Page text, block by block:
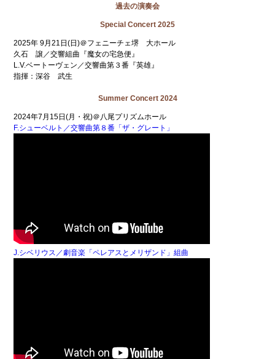
過去の演奏会
Special Concert 2025
2025年 9月21日(日)＠フェニーチェ堺 大ホール
久石 譲／交響組曲『魔女の宅急便』
L.V.ベートーヴェン／交響曲第３番『英雄』
指揮：深谷 武生
Summer Concert 2024
2024年7月15日(月・祝)＠八尾プリズムホール
F.シューベルト／交響曲第８番「ザ・グレート」
J.シベリウス／劇音楽「ペレアスとメリザンド」組曲